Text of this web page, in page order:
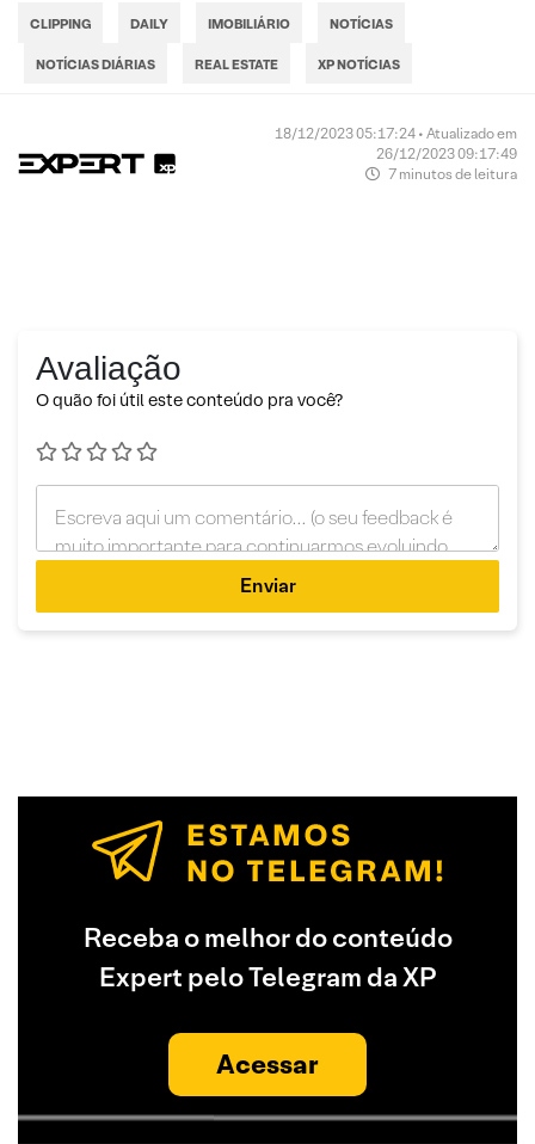
CLIPPING DAILY IMOBILIÁRIO NOTÍCIAS
NOTÍCIAS DIÁRIAS REAL ESTATE XP NOTÍCIAS
18/12/2023 05:17:24 • Atualizado em
26/12/2023 09:17:49
7 minutos de leitura
Avaliação
O quão foi útil este conteúdo pra você?
Enviar
Receba o melhor do conteúdo
Expert pelo Telegram da XP
Acessar